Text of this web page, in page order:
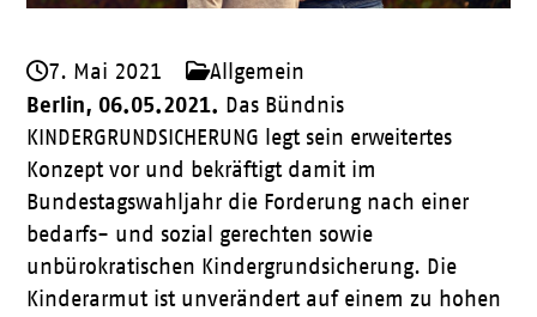
7. Mai 2021 Allgemein
Berlin, 06.05.2021. Das Bündnis
KINDERGRUNDSICHERUNG legt sein erweitertes
Konzept vor und bekräftigt damit im
Bundestagswahljahr die Forderung nach einer
bedarfs- und sozial gerechten sowie
unbürokratischen Kindergrundsicherung. Die
Kinderarmut ist unverändert auf einem zu hohen